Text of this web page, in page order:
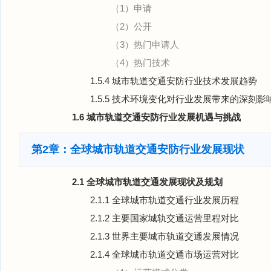
（1）申请
（2）公开
（3）热门申请人
（4）热门技术
1.5.4 城市轨道交通安防行业技术发展趋势
1.5.5 技术环境变化对行业发展带来的深刻影
1.6 城市轨道交通安防行业发展机遇与挑战
第2章：全球城市轨道交通安防行业发展现状
2.1 全球城市轨道交通发展现状及规划
2.1.1 全球城市轨道交通行业发展历程
2.1.2 主要国家城轨交通运营里程对比
2.1.3 世界主要城市轨道交通发展情况
2.1.4 全球城市轨道交通市场运营对比